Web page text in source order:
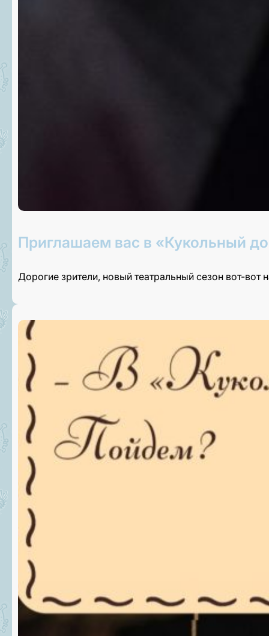
Приглашаем вас в «Кукольный
Дорогие зрители, новый театральный сезон вот-вот